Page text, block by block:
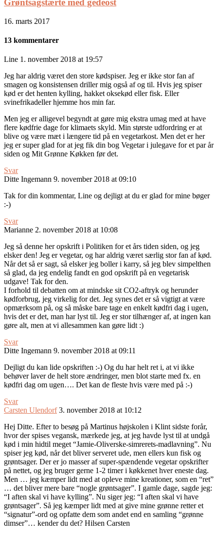
Grøntsagstærte med gedeost
16. marts 2017
13 kommentarer
Line 1. november 2018 at 19:57
Jeg har aldrig været den store kødspiser. Jeg er ikke stor fan af
smagen og konsistensen driller mig også af og til. Hvis jeg spiser
kød er det henten kylling, hakket oksekød eller fisk. Eller
svinefrikadeller hjemme hos min far.
Men jeg er alligevel begyndt at gøre mig ekstra umag med at have
flere kødfrie dage for klimaets skyld. Min største udfordring er at
blive og være mæt i længere tid på en vegetarkost. Men det er her
jeg er super glad for at jeg fik din bog Vegetar i julegave for et par år
siden og Mit Grønne Køkken før det.
Svar
Ditte Ingemann 9. november 2018 at 09:10
Tak for din kommentar, Line og dejligt at du er glad for mine bøger
:-)
Svar
Marianne 2. november 2018 at 10:08
Jeg så denne her opskrift i Politiken for et års tiden siden, og jeg
elsker den! Jeg er vegetar, og har aldrig været særlig stor fan af kød.
Når det så er sagt, så elsker jeg boller i karry, så jeg blev simpelthen
så glad, da jeg endelig fandt en god opskrift på en vegetarisk
udgave! Tak for den.
I forhold til debatten om at mindske sit CO2-aftryk og herunder
kødforbrug, jeg virkelig for det. Jeg synes det er så vigtigt at være
opmærksom på, og så måske bare tage en enkelt kødfri dag i ugen,
hvis det er det, man har lyst til. Jeg er stor tilhænger af, at ingen kan
gøre alt, men at vi allesammen kan gøre lidt :)
Svar
Ditte Ingemann 9. november 2018 at 09:11
Dejligt du kan lide opskriften :-) Og du har helt ret i, at vi ikke
behøver laver de helt store ændringer, men blot starte med fx. en
kødfri dag om ugen…. Det kan de fleste hvis være med på :-)
Svar
Carsten Ulendorf 3. november 2018 at 10:12
Hej Ditte. Efter to besøg på Martinus højskolen i Klint sidste forår,
hvor der spises vegansk, mærkede jeg, at jeg havde lyst til at undgå
kød i min hidtil meget “Jamie-Oliverske-simrerets-madlavning”. Nu
spiser jeg kød, når det bliver serveret ude, men ellers kun fisk og
grøntsager. Der er jo masser af super-spændende vegetar opskrifter
på nettet, og jeg bruger gerne 1-2 timer i køkkenet hver eneste dag.
Men … jeg kæmper lidt med at opleve mine kreationer, som en “ret”
… det bliver mere bare “nogle grøntsager”. I gamle dage, sagde jeg:
“I aften skal vi have kylling”. Nu siger jeg: “I aften skal vi have
grøntsager”. Så jeg kæmper lidt med at give mine grønne retter et
“signatur”-ord og opfatte dem som andet end en samling “grønne
dimser”… kender du det? Hilsen Carsten